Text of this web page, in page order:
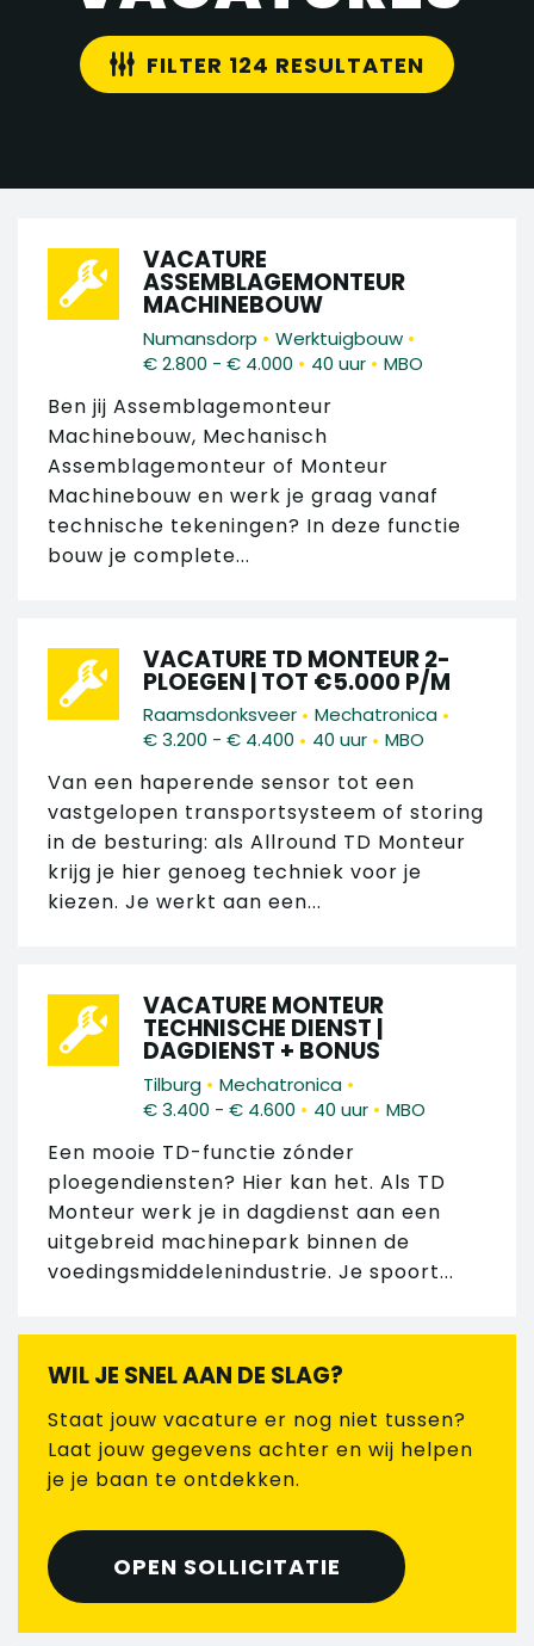
FILTER 124 RESULTATEN
VACATURE
ASSEMBLAGEMONTEUR
MACHINEBOUW
Numansdorp • Werktuigbouw •
€ 2.800 - € 4.000 • 40 uur • MBO
Ben jij Assemblagemonteur
Machinebouw, Mechanisch
Assemblagemonteur of Monteur
Machinebouw en werk je graag vanaf
technische tekeningen? In deze functie
bouw je complete...
VACATURE TD MONTEUR 2-
PLOEGEN | TOT €5.000 P/M
Raamsdonksveer • Mechatronica •
€ 3.200 - € 4.400 • 40 uur • MBO
Van een haperende sensor tot een
vastgelopen transportsysteem of storing
in de besturing: als Allround TD Monteur
krijg je hier genoeg techniek voor je
kiezen. Je werkt aan een...
VACATURE MONTEUR
TECHNISCHE DIENST |
DAGDIENST + BONUS
Tilburg • Mechatronica •
€ 3.400 - € 4.600 • 40 uur • MBO
Een mooie TD-functie zónder
ploegendiensten? Hier kan het. Als TD
Monteur werk je in dagdienst aan een
uitgebreid machinepark binnen de
voedingsmiddelenindustrie. Je spoort...
WIL JE SNEL AAN DE SLAG?
Staat jouw vacature er nog niet tussen?
Laat jouw gegevens achter en wij helpen
je je baan te ontdekken.
OPEN SOLLICITATIE